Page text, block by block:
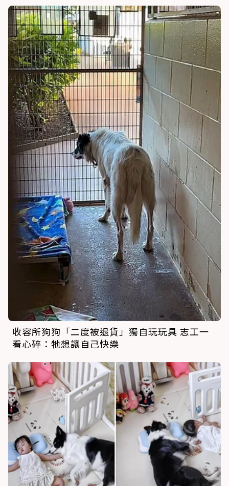
收容所狗狗「二度被退貨」獨自玩玩具 志工一
看心碎：牠想讓自己快樂